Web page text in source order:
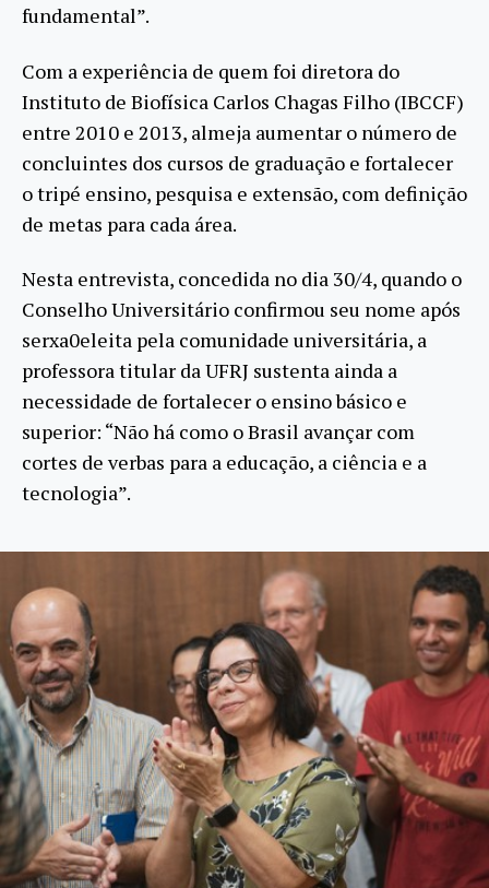
fundamental”.
Com a experiência de quem foi diretora do
Instituto de Biofísica Carlos Chagas Filho (IBCCF)
entre 2010 e 2013, almeja aumentar o número de
concluintes dos cursos de graduação e fortalecer
o tripé ensino, pesquisa e extensão, com definição
de metas para cada área.
Nesta entrevista, concedida no dia 30/4, quando o
Conselho Universitário confirmou seu nome após
serxa0eleita pela comunidade universitária, a
professora titular da UFRJ sustenta ainda a
necessidade de fortalecer o ensino básico e
superior: “Não há como o Brasil avançar com
cortes de verbas para a educação, a ciência e a
tecnologia”.